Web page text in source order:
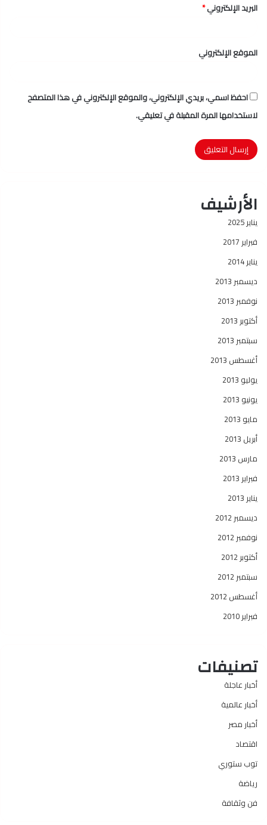
البريد الإلكتروني*
الموقع الإلكتروني
احفظ اسمي، بريدي الإلكتروني، والموقع الإلكتروني في هذا المتصفح
لاستخدامها المرة المقبلة في تعليقي.
الأرشيف
يناير 2025
فبراير 2017
يناير 2014
ديسمبر 2013
نوفمبر 2013
أكتوبر 2013
سبتمبر 2013
أغسطس 2013
يوليو 2013
يونيو 2013
مايو 2013
أبريل 2013
مارس 2013
فبراير 2013
يناير 2013
ديسمبر 2012
نوفمبر 2012
أكتوبر 2012
سبتمبر 2012
أغسطس 2012
فبراير 2010
تصنيفات
أخبار عاجلة
أخبار عالمية
أخبار مصر
اقتصاد
توب ستوري
رياضة
فن وثقافة